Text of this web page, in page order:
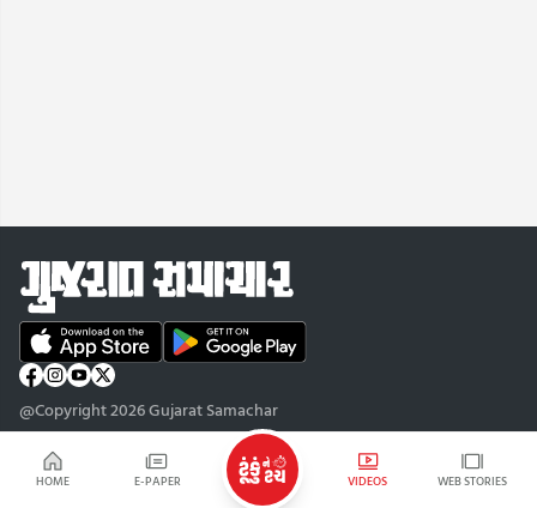
HOME E-PAPER VIDEOS WEB STORIES
@Copyright 2026 Gujarat Samachar